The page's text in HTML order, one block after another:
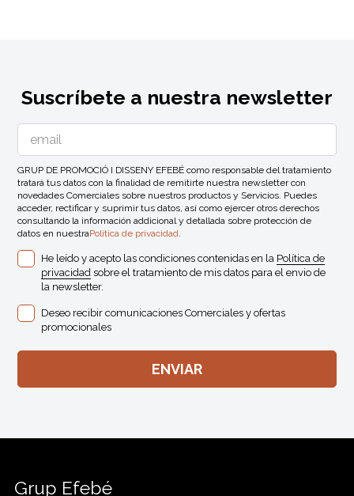
Suscríbete a nuestra newsletter
GRUP DE PROMOCIÓ I DISSENY EFEBÉ como responsable del tratamiento
tratará tus datos con la finalidad de remitirte nuestra newsletter con
novedades Comerciales sobre nuestros productos y Servicios. Puedes
acceder, rectificar y suprimir tus datos, así como ejercer otros derechos
consultando la información addicional y detallada sobre protección de
datos en nuestraPolítica de privacidad.
He leído y acepto las condiciones contenidas en la Política de
privacidad sobre el tratamiento de mis datos para el envio de
la newsletter.
Deseo recibir comunicaciones Comerciales y ofertas
promocionales
Grup Efebé